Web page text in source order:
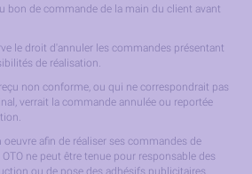
bon de commande de la main du client avant
le droit d'annuler les commandes présentant
de réalisation.
non conforme, ou qui ne correspondrait pas
verrait la commande annulée ou reportée
afin de réaliser ses commandes de
ne peut être tenue pour responsable des
ou de pose des adhésifs publicitaires.